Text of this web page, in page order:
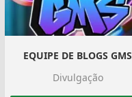
EQUIPE DE BLOGS GMS
Divulgação